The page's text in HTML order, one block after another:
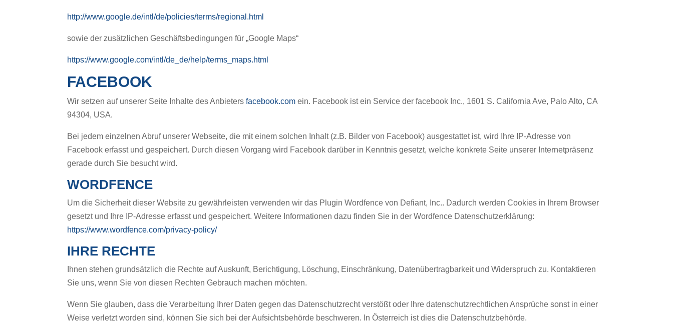
http://www.google.de/intl/de/policies/terms/regional.html
sowie der zusätzlichen Geschäftsbedingungen für „Google Maps“
https://www.google.com/intl/de_de/help/terms_maps.html
FACEBOOK
Wir setzen auf unserer Seite Inhalte des Anbietersfacebook.com ein. Facebook ist ein Service der facebook Inc., 1601 S. California Ave, Palo Alto, CA
94304, USA.
Bei jedem einzelnen Abruf unserer Webseite, die mit einem solchen Inhalt (z.B. Bilder von Facebook) ausgestattet ist, wird Ihre IP-Adresse von
Facebook erfasst und gespeichert. Durch diesen Vorgang wird Facebook darüber in Kenntnis gesetzt, welche konkrete Seite unserer Internetpräsenz
gerade durch Sie besucht wird.
WORDFENCE
Um die Sicherheit dieser Website zu gewährleisten verwenden wir das Plugin Wordfence von Defiant, Inc.. Dadurch werden Cookies in Ihrem Browser
gesetzt und Ihre IP-Adresse erfasst und gespeichert. Weitere Informationen dazu finden Sie in der Wordfence Datenschutzerklärung:
https://www.wordfence.com/privacy-policy/
IHRE RECHTE
Ihnen stehen grundsätzlich die Rechte auf Auskunft, Berichtigung, Löschung, Einschränkung, Datenübertragbarkeit und Widerspruch zu. Kontaktieren
Sie uns, wenn Sie von diesen Rechten Gebrauch machen möchten.
Wenn Sie glauben, dass die Verarbeitung Ihrer Daten gegen das Datenschutzrecht verstößt oder Ihre datenschutzrechtlichen Ansprüche sonst in einer
Weise verletzt worden sind, können Sie sich bei der Aufsichtsbehörde beschweren. In Österreich ist dies die Datenschutzbehörde.